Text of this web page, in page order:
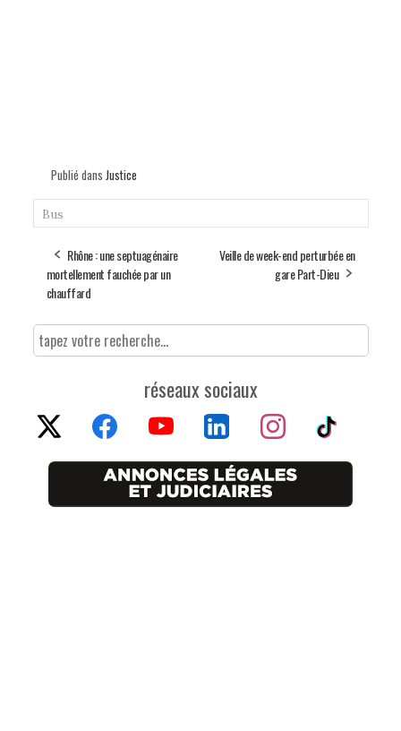
Publié dans Justice
Bus
Rhône : une septuagénaire
mortellement fauchée par un
chauffard
Veille de week-end perturbée en
gare Part-Dieu
réseaux sociaux